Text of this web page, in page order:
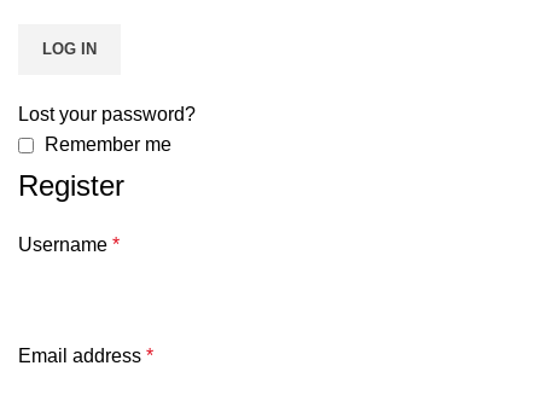
LOG IN
Lost your password?
Remember me
Register
Username *
Email address *